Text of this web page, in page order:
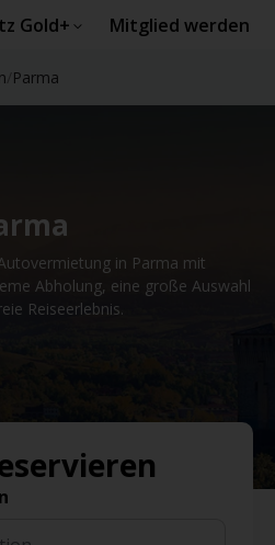
Gold+ Mitglied werden
Parma
in Parma mit
Abholung, eine große Auswahl
Reiseerlebnis.